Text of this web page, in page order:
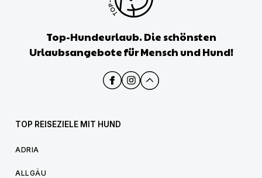
Top-Hundeurlaub. Die schönsten
Urlaubsangebote für Mensch und Hund!
TOP REISEZIELE MIT HUND
ADRIA
ALLGÄU